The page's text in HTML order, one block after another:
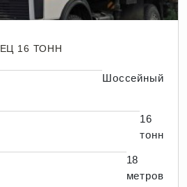
16 ТОНН
Шоссейный
16
тонн
18
метров